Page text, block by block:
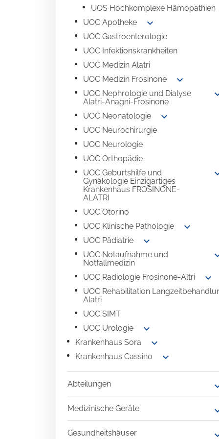
UOS Hochkomplexe Hämopathien
UOC Apotheke
expand_more
UOC Gastroenterologie
UOC Infektionskrankheiten
UOC Medizin Alatri
UOC Medizin Frosinone
expand_more
UOC Nephrologie und Dialyse
Alatri-Anagni-Frosinone
UOC Neonatologie expand_more
UOC Neurochirurgie
UOC Neurologie
UOC Orthopädie
UOC Geburtshilfe und
Gynäkologie Einzigartiges
Krankenhaus FROSINONE-
ALATRI
UOC Otorino
UOC Klinische Pathologie
expand_more
UOC Pädiatrie expand_more
UOC Notaufnahme und
Notfallmedizin
UOC Radiologie Frosinone-Altri expand_more
UOC Rehabilitation
Alatri
UOC SIMT
UOC Urologie
expand_more
Krankenhaus Sora expand_more
Krankenhaus Cassino expand_more
Abteilungen
Medizinische Geräte
Gesundheitshäuser